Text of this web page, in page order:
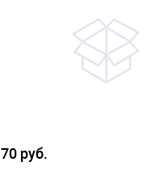
70 руб.